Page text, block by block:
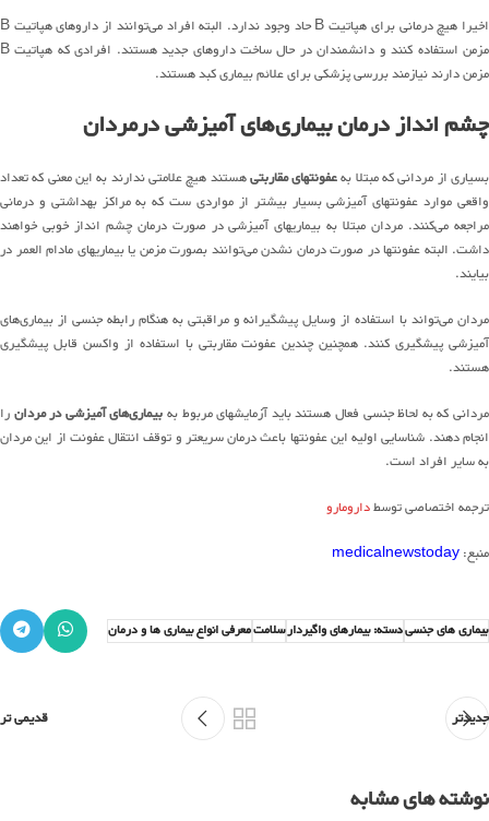
اخیرا هیچ درمانی برای هپاتیت B حاد وجود ندارد. البته افراد می‌توانند از داروهای هپاتیت B
مزمن استفاده کنند و دانشمندان در حال ساخت داروهای جدید هستند. افرادی که هپاتیت B
مزمن دارند نیازمند بررسی پزشکی برای علائم بیماری کبد هستند.
چشم انداز درمان بیماری‌های آمیزشی درمردان
بسیاری از مردانی که مبتلا بهعفونتهای مقاربتیهستند هیچ علامتی ندارند به این معنی که تعداد
واقعی موارد عفونتهای آمیزشی بسیار بیشتر از مواردی ست که به مراکز بهداشتی و درمانی
مراجعه می‌کنند. مردان مبتلا به بیماریهای آمیزشی در صورت درمان چشم انداز خوبی خواهند
داشت. البته عفونتها در صورت درمان نشدن می‌توانند بصورت مزمن یا بیماریهای مادام العمر در
بیایند.
مردان می‌تواند با استفاده از وسایل پیشگیرانه و مراقبتی به هنگام رابطه جنسی از بیماری‌های
آمیزشی پیشگیری کنند. همچنین چندین عفونت مقاربتی با استفاده از واکسن قابل پیشگیری
هستند.
مردانی که به لحاظ جنسی فعال هستند باید آزمایشهای مربوط بهبیماری‌های آمیزشی در مردانرا
انجام دهند. شناسایی اولیه این عفونتها باعث درمان سریعتر و توقف انتقال عفونت از این مردان
به سایر افراد است.
ترجمه اختصاصی توسطدارومارو
منبع:medicalnewstoday
بیماری های جنسیدسته: بیمارهای واگیردارسلامتمعرفی انواع بیماری ها و درمان
جدیدتر قدیمی تر
نوشته های مشابه